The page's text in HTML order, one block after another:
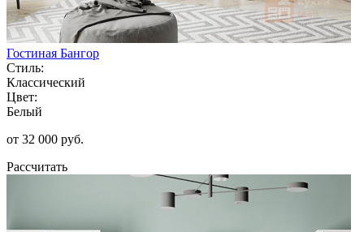
Гостиная Бангор
Стиль:
Классический
Цвет:
Белый
от 32 000 руб.
Рассчитать